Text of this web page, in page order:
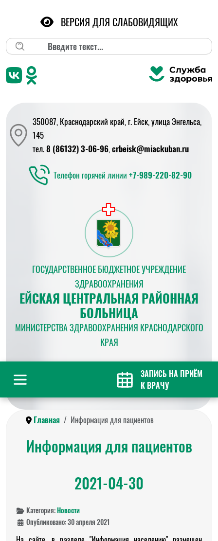
Поиск
ВЕРСИЯ ДЛЯ СЛАБОВИДЯЩИХ
350087, Краснодарский край, г. Ейск, улица Энгельса,
145
тел.8 (86132) 3-06-96,crbeisk@miackuban.ru
Телефон горячей линии +7-989-220-82-90
ГОСУДАРСТВЕННОЕ БЮДЖЕТНОЕ УЧРЕЖДЕНИЕ
ЗДРАВООХРАНЕНИЯ
ЕЙСКАЯ ЦЕНТРАЛЬНАЯ РАЙОННАЯ
БОЛЬНИЦА
МИНИСТЕРСТВА ЗДРАВООХРАНЕНИЯ КРАСНОДАРСКОГО
КРАЯ
ЗАПИСЬ НА ПРИЁМ
К ВРАЧУ
Главная Информация для пациентов
Информация для пациентов
2021-04-30
Категория:Новости
Опубликовано: 30 апреля 2021